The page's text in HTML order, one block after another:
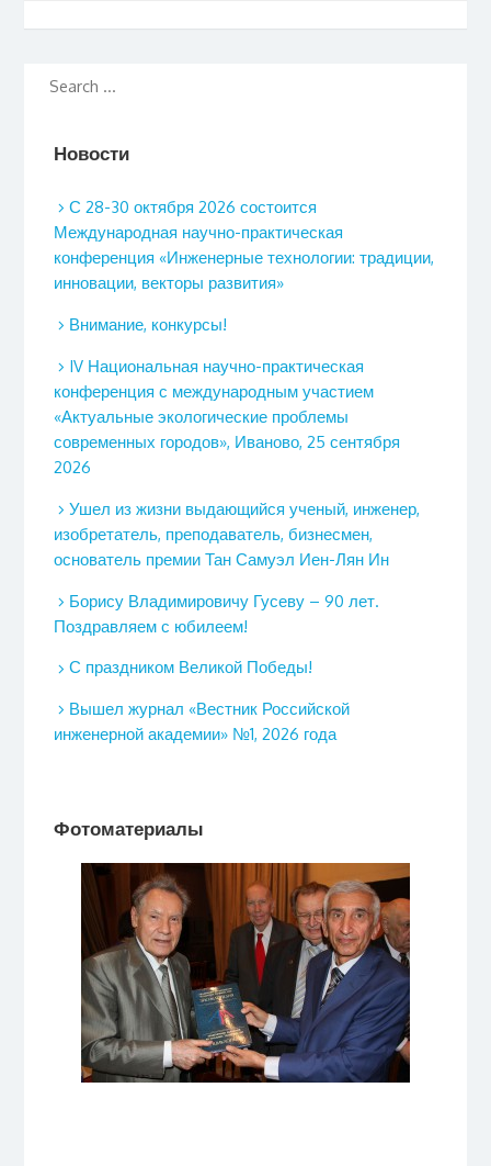
Новости
С 28-30 октября 2026 состоится
Международная научно-практическая
конференция «Инженерные технологии: традиции,
инновации, векторы развития»
Внимание, конкурсы!
IV Национальная научно-практическая
конференция с международным участием
«Актуальные экологические проблемы
современных городов», Иваново, 25 сентября
2026
Ушел из жизни выдающийся ученый, инженер,
изобретатель, преподаватель, бизнесмен,
основатель премии Тан Самуэл Иен-Лян Ин
Борису Владимировичу Гусеву – 90 лет.
Поздравляем с юбилеем!
С праздником Великой Победы!
Вышел журнал «Вестник Российской
инженерной академии» №1, 2026 года
Фотоматериалы